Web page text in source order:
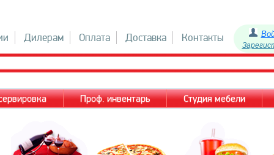
Дилерам Оплата Доставка Контакты
Проф. инвентарь Студия мебели